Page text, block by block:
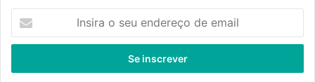
seu
de